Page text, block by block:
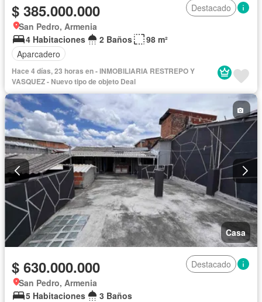
$ 385.000.000
Destacado
San Pedro, Armenia
4 Habitaciones
2 Baños
98 m²
Aparcadero
Hace 4 días, 23 horas en - INMOBILIARIA RESTREPO Y
VASQUEZ - Nuevo tipo de objeto Deal
Casa
$ 630.000.000
Destacado
San Pedro, Armenia
5 Habitaciones
3 Baños